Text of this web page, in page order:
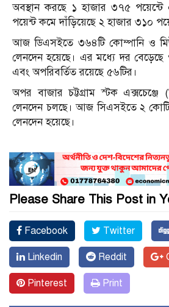
অবস্থান করছে ১ হাজার ৩৭৫
পয়েন্ট কমে দাঁড়িয়েছে ২ হাজার ৩১০
আজ ডিএসইতে ৩৬৪টি কোম্পানি ও
লেনদেন হয়েছে। এর মধ্যে দর
এবং অপরিবর্তিত রয়েছে ৫৬টির।
অপর বাজার চট্টগ্রাম স্টক
লেনদেন চলছে। আজ সিএসইতে ২
লেনদেন হয়েছে।
Please Share This Post in
Facebook Twitter
Linkedin Reddit
Pinterest Print